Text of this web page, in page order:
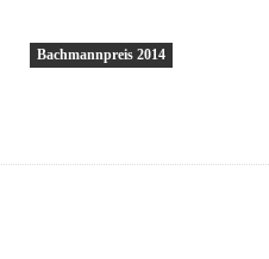
Bachmannpreis 2014